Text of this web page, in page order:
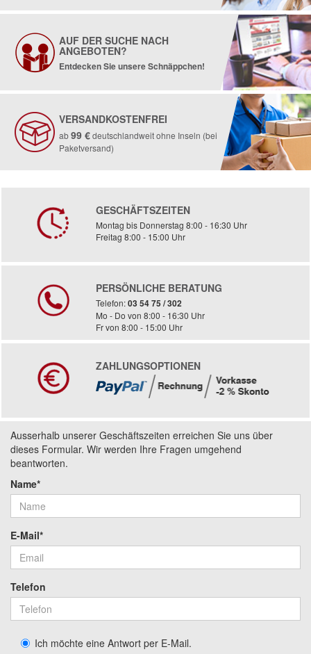
AUF DER SUCHE NACH
ANGEBOTEN?
Entdecken Sie unsere Schnäppchen!
VERSANDKOSTENFREI
ab99 €deutschlandweit ohne Inseln (bei
Paketversand)
GESCHÄFTSZEITEN
Montag bis Donnerstag 8:00 - 16:30 Uhr
Freitag 8:00 - 15:00 Uhr
PERSÖNLICHE BERATUNG
Telefon:03 54 75 / 302
Mo - Do von 8:00 - 16:30 Uhr
Fr von 8:00 - 15:00 Uhr
ZAHLUNGSOPTIONEN
Ausserhalb unserer Geschäftszeiten erreichen Sie uns über
dieses Formular. Wir werden Ihre Fragen umgehend
beantworten.
Name*
E-Mail*
Telefon
Ich möchte eine Antwort per E-Mail.